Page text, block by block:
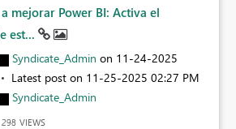
mejorar Power BI: Activa el
est...
Syndicate_Admin on ‎11-24-2025
Latest post on ‎11-25-2025 02:27 PM
Syndicate_Admin
298 VIEWS